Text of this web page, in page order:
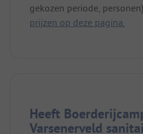
gekozen periode, personen).
prijzen op deze pagina.
Heeft
Varsenerveld